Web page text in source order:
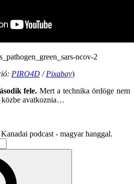
PIRO4D/Pixabay)
fele. Mert a technika ördöge nem
közbe avatkoznia…